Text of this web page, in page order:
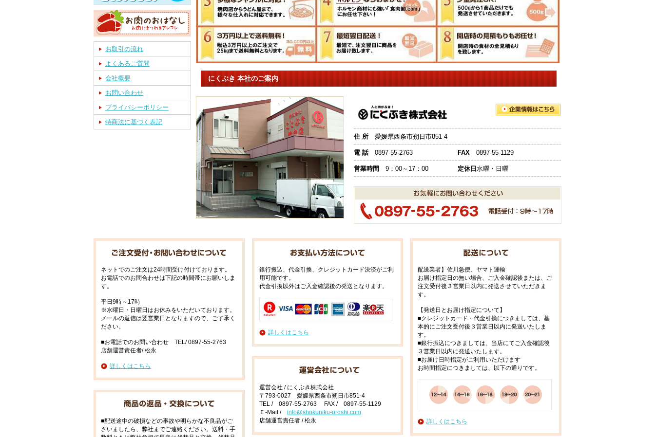
お取引の流れ
よくあるご質問
会社概要
お問い合わせ
プライバシーポリシー
特商法に基づく表記
にくぶき 本社のご案内
住 所 愛媛県西条市朔日市851-4
電 話0897-55-2763 FAX 0897-55-1129
営業時間 9：00～17：00 定休日 水曜・日曜
ネットでのご注文は24時間受け付けております。
お電話でのお問合わせは下記の時間帯にお願いしま
す。
平日9時～17時
※水曜日・日曜日はお休みをいただいております。
メールの返信は翌営業日となりますので、ご了承く
ださい。
■お電話でのお問い合わせ TEL/ 0897-55-2763
店舗運営責任者/ 松永
詳しくはこちら
■配送途中の破損などの事故や明らかな不良品がご
ざいましたら、弊社までご連絡ください。送料・手
銀行振込、代金引換、クレジットカード決済がご利
用可能です。
代金引換以外はご入金確認後の発送となります。
詳しくはこちら
運営会社 / にくぶき株式会社
〒793-0027 愛媛県西条市朔日市851-4
TEL / 0897-55-2763 FAX / 0897-55-1129
Ｅ-Mail / info@shokuniku-oroshi.com
店舗運営責任者 / 松永
配送業者】佐川急便、ヤマト運輸
お届け指定日の無い場合、ご入金確認後または、ご
注文受付後３営業日以内に発送させていただきま
す。
【発送日とお届け指定について】
■クレジットカード・代金引換につきましては、基
本的にご注文受付後３営業日以内に発送いたしま
す。
■銀行振込につきましては、当店にてご入金確認後
３営業日以内に発送いたします。
■お届け日時指定がご利用いただけます
お時間指定につきましては、以下の通りです。
詳しくはこちら